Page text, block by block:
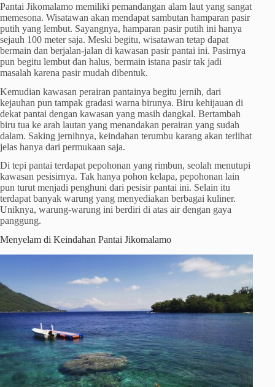
Pantai Jikomalamo memiliki pemandangan alam laut yang sangat
memesona. Wisatawan akan mendapat sambutan hamparan pasir
putih yang lembut. Sayangnya, hamparan pasir putih ini hanya
sejauh 100 meter saja. Meski begitu, wisatawan tetap dapat
bermain dan berjalan-jalan di kawasan pasir pantai ini. Pasirnya
pun begitu lembut dan halus, bermain istana pasir tak jadi
masalah karena pasir mudah dibentuk.
Kemudian kawasan perairan pantainya begitu jernih, dari
kejauhan pun tampak gradasi warna birunya. Biru kehijauan di
dekat pantai dengan kawasan yang masih dangkal. Bertambah
biru tua ke arah lautan yang menandakan perairan yang sudah
dalam. Saking jernihnya, keindahan terumbu karang akan terlihat
jelas hanya dari permukaan saja.
Di tepi pantai terdapat pepohonan yang rimbun, seolah menutupi
kawasan pesisirnya. Tak hanya pohon kelapa, pepohonan lain
pun turut menjadi penghuni dari pesisir pantai ini. Selain itu
terdapat banyak warung yang menyediakan berbagai kuliner.
Uniknya, warung-warung ini berdiri di atas air dengan gaya
panggung.
Menyelam di Keindahan Pantai Jikomalamo